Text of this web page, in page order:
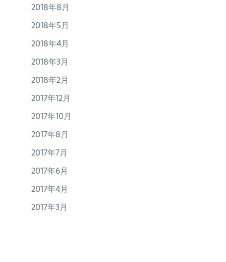
2018年8月
2018年5月
2018年4月
2018年3月
2018年2月
2017年12月
2017年10月
2017年8月
2017年7月
2017年6月
2017年4月
2017年3月